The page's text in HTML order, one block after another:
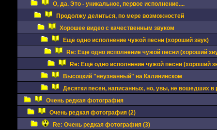
О, да. Это - уникальное, первое исполнение....
Продолжу делиться, по мере возможностей
Хорошее видео с качественным звуком
Ещё одно исполнение чужой песни (хороший звук)
Re: Ещё одно исполнение чужой песни (хороший
Re: Ещё одно исполнение чужой песни (хороший
Высоцкий "неузнанный" на Калининском
Десятки песен, написанных, но, увы, не вошедших
Очень редкая фотография
Очень редкая фотография (2)
Re: Очень редкая фотография (3)